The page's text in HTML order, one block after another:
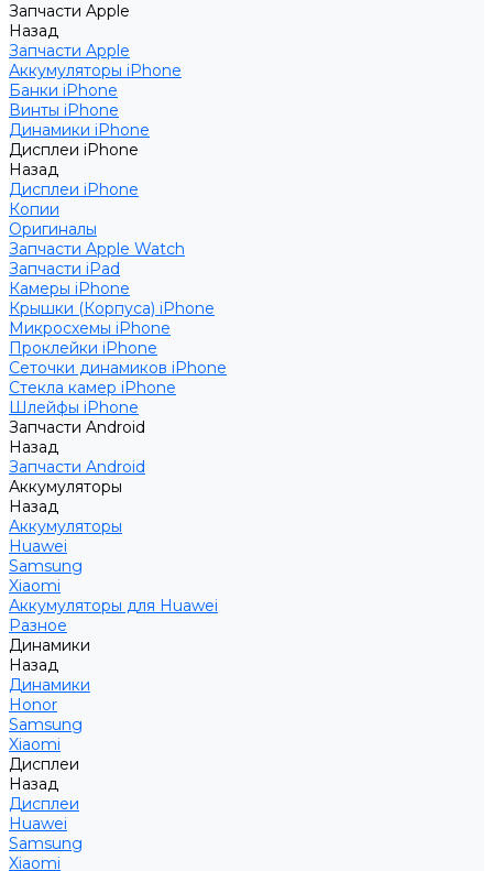
Запчасти Apple
Назад
Запчасти Apple
Аккумуляторы iPhone
Банки iPhone
Винты iPhone
Динамики iPhone
Дисплеи iPhone
Назад
Дисплеи iPhone
Копии
Оригиналы
Запчасти Apple Watch
Запчасти iPad
Камеры iPhone
Крышки (Корпуса) iPhone
Микросхемы iPhone
Проклейки iPhone
Сеточки динамиков iPhone
Стекла камер iPhone
Шлейфы iPhone
Запчасти Android
Назад
Запчасти Android
Аккумуляторы
Назад
Аккумуляторы
Huawei
Samsung
Xiaomi
Аккумуляторы для Huawei
Разное
Динамики
Назад
Динамики
Honor
Samsung
Xiaomi
Дисплеи
Назад
Дисплеи
Huawei
Samsung
Xiaomi